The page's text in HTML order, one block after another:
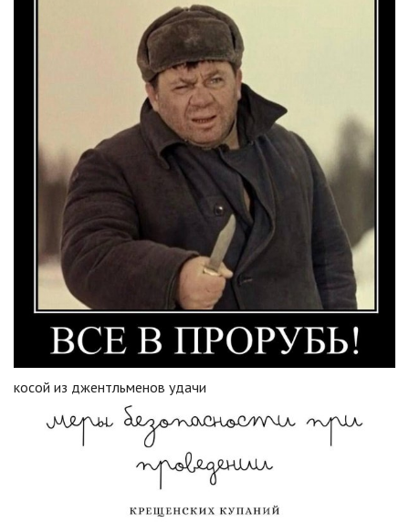
косой из джентльменов удачи